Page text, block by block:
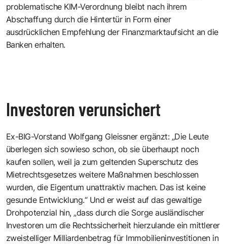
problematische KIM-Verordnung bleibt nach ihrem
Abschaffung durch die Hintertür in Form einer
ausdrücklichen Empfehlung der Finanzmarktaufsicht an die
Banken erhalten.
Investoren verunsichert
Ex-BIG-Vorstand Wolfgang Gleissner ergänzt: „Die Leute
überlegen sich sowieso schon, ob sie überhaupt noch
kaufen sollen, weil ja zum geltenden Superschutz des
Mietrechtsgesetzes weitere Maßnahmen beschlossen
wurden, die Eigentum unattraktiv machen. Das ist keine
gesunde Entwicklung.“ Und er weist auf das gewaltige
Drohpotenzial hin, „dass durch die Sorge ausländischer
Investoren um die Rechtssicherheit hierzulande ein mittlerer
zweistelliger Milliardenbetrag für Immobilieninvestitionen in